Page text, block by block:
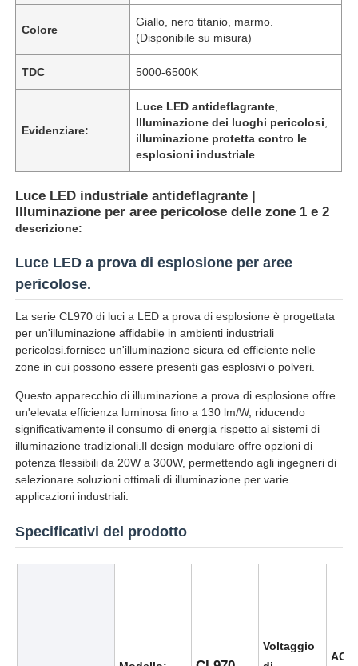
Casa
Chi siamo
Colore
Giallo, nero titanio, marmo.
(Disponibile su misura)
TDC 5000-6500K
Evidenziare:
Luce LED antideflagrante
Illuminazione dei luoghi pericolosi
illuminazione protetta contro le
esplosioni industriale
Luce LED industriale antideflagrante |
Illuminazione per aree pericolose delle zone 1 e 2
descrizione:
Luce LED a prova di esplosione per aree
pericolose.
La serie CL970 di luci a LED a prova di esplosione è progettata
per un'illuminazione affidabile in ambienti industriali
pericolosi.fornisce un'illuminazione sicura ed efficiente nelle
zone in cui possono essere presenti gas esplosivi o polveri.
Questo apparecchio di illuminazione a prova di esplosione offre
un'elevata efficienza luminosa fino a 130 lm/W, riducendo
significativamente il consumo di energia rispetto ai sistemi di
illuminazione tradizionali.Il design modulare offre opzioni di
potenza flessibili da 20W a 300W, permettendo agli ingegneri di
selezionare soluzioni ottimali di illuminazione per varie
applicazioni industriali.
Specificativi del prodotto
Voltaggio
AC